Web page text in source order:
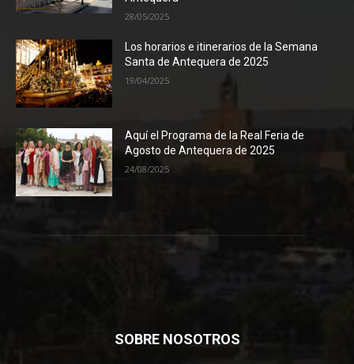
28/05/2025
Los horarios e itinerarios de la Semana
Santa de Antequera de 2025
19/04/2025
Aquí el Programa de la Real Feria de
Agosto de Antequera de 2025
24/08/2025
SOBRE NOSOTROS